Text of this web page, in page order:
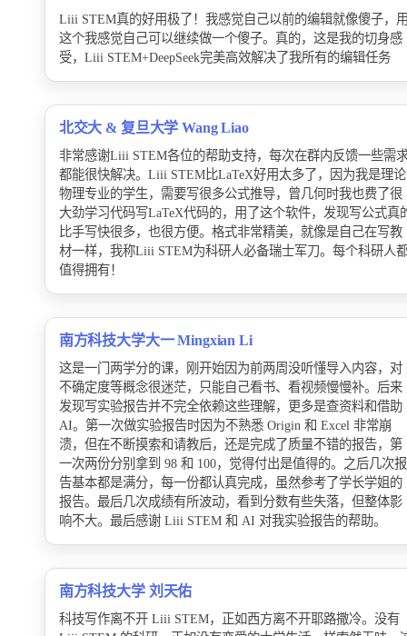
Liii STEM真的好用极了！我感觉自己以前的编辑就像傻子，
这个我感觉自己可以继续做一个傻子。真的，这是我的切身感
受，Liii STEM+DeepSeek完美高效解决了我所有的编辑任务
北交大 & 复旦大学 Wang Liao
非常感谢Liii STEM各位的帮助支持，每次在群内反馈一些需
都能很快解决。Liii STEM比LaTeX好用太多了，因为我是理论
物理专业的学生，需要写很多公式推导，曾几何时我也费了很
大劲学习代码写LaTeX代码的，用了这个软件，发现写公式真
比手写快很多，也很方便。格式非常精美，就像是自己在写教
材一样，我称Liii STEM为科研人必备瑞士军刀。每个科研人
值得拥有！
南方科技大学大一 Mingxian Li
这是一门两学分的课，刚开始因为前两周没听懂导入内容，对
不确定度等概念很迷茫，只能自己看书、看视频慢慢补。后来
发现写实验报告并不完全依赖这些理解，更多是查资料和借助
AI。第一次做实验报告时因为不熟悉 Origin 和 Excel 非常崩
溃，但在不断摸索和请教后，还是完成了质量不错的报告，第
一次两份分别拿到 98 和 100，觉得付出是值得的。之后几次报
告基本都是满分，每一份都认真完成，虽然参考了学长学姐的
报告。最后几次成绩有所波动，看到分数有些失落，但整体影
响不大。最后感谢 Liii STEM 和 AI 对我实验报告的帮助。
南方科技大学 刘天佑
科技写作离不开 Liii STEM，正如西方离不开耶路撒冷。没有